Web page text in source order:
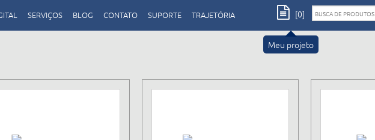
SERVIÇOS BLOG CONTATO SUPORTE TRAJETÓRIA
Meu projeto
[0]